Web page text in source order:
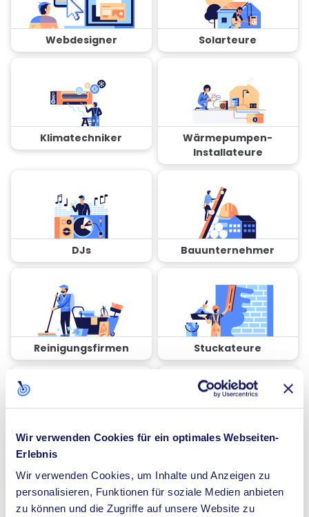
Wir verwenden Cookies für ein optimales Webseiten-
Erlebnis
Wir verwenden Cookies, um Inhalte und Anzeigen zu
personalisieren, Funktionen für soziale Medien anbieten
zu können und die Zugriffe auf unsere Website zu
Webdesigner Solarteure
Klimatechniker
Wärmepumpen-
Installateure
DJs Bauunternehmer
Reinigungsfirmen Stuckateure
Coaches
Spezialisten für